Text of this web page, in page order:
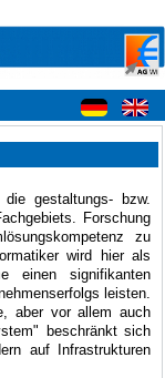
gestaltungs- bzw.
Forschung
zu
wird hier als
einen signifikanten
leisten.
aber vor allem auch
beschränkt sich
auf Infrastrukturen